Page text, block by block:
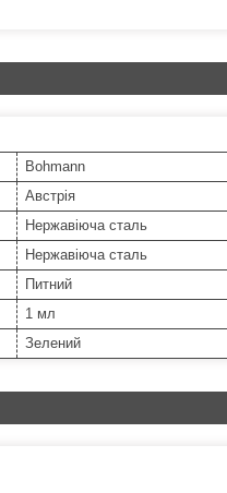
Bohmann
Австрія
Нержавіюча сталь
Нержавіюча сталь
Питний
1 мл
Зелений